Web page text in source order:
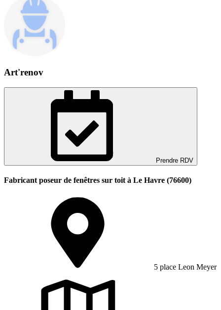
Art'renov
Prendre RDV
Fabricant poseur de fenêtres sur toit à Le Havre (76600)
5 place Leon Meyer